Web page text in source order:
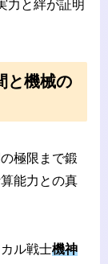
力と絆が証明
と機械の
極限まで鍛
能力との真
ル戦士機神